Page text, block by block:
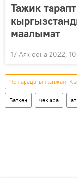
Тажик
маалымат
17 Аяк оона 2022,
Чек арадагы жаңжал.
Баткен чек ара